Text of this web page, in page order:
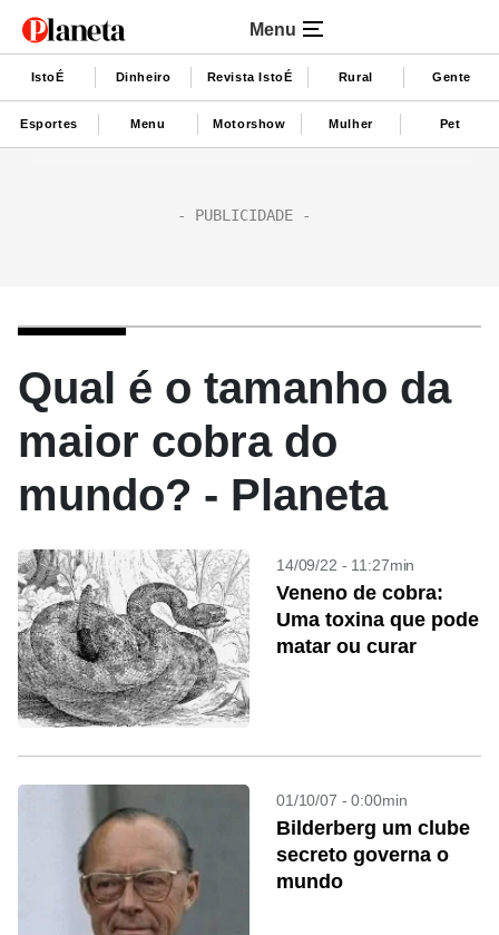
Menu
IstoÉ Dinheiro Revista IstoÉ Rural Gente
Esportes Menu Motorshow Mulher Pet
Qual é o tamanho da
maior cobra do
mundo? - Planeta
14/09/22 - 11:27min
Veneno de cobra:
Uma toxina que pode
matar ou curar
01/10/07 - 0:00min
Bilderberg um clube
secreto governa o
mundo